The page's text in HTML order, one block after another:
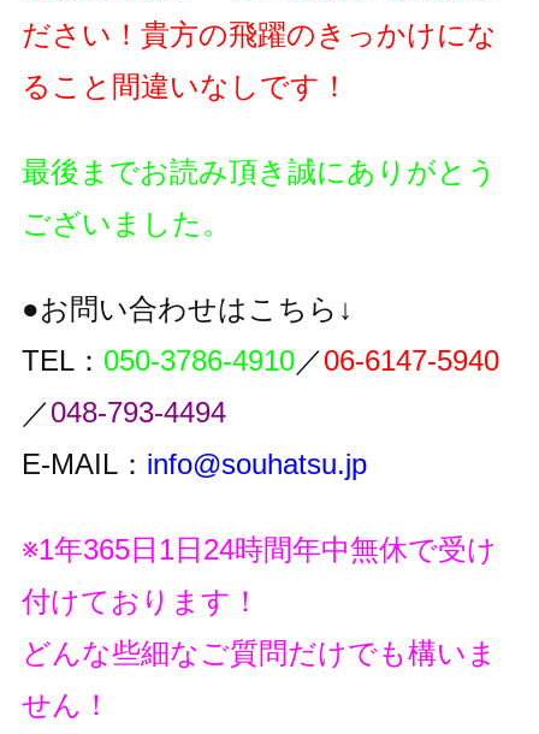
ださい！貴方の飛躍のきっかけにな
ること間違いなしです！
最後までお読み頂き誠にありがとう
ございました。
●お問い合わせはこちら↓
TEL： 050-3786-4910／06-6147-5940
／048-793-4494
E-MAIL： info@souhatsu.jp
※1年365日1日24時間年中無休で受け
付けております！
どんな些細なご質問だけでも構いま
せん！